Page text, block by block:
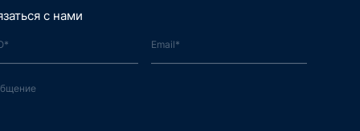
с нами